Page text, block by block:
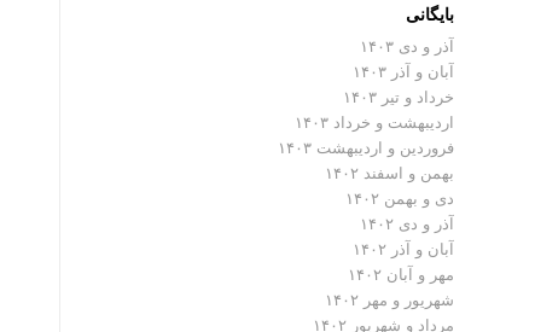
بایگانی
آذر و دی ۱۴۰۳
آبان و آذر ۱۴۰۳
خرداد و تیر ۱۴۰۳
اردیبهشت و خرداد ۱۴۰۳
فروردین و اردیبهشت ۱۴۰۳
بهمن و اسفند ۱۴۰۲
دی و بهمن ۱۴۰۲
آذر و دی ۱۴۰۲
آبان و آذر ۱۴۰۲
مهر و آبان ۱۴۰۲
شهریور و مهر ۱۴۰۲
مرداد و شهریور ۱۴۰۲